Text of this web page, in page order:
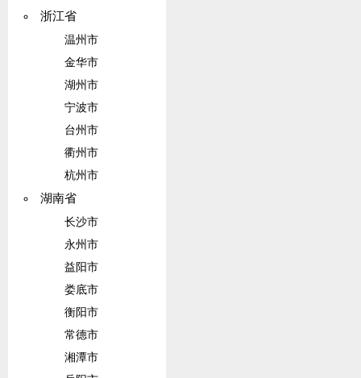
浙江省
温州市
金华市
湖州市
宁波市
台州市
衢州市
杭州市
湖南省
长沙市
永州市
益阳市
娄底市
衡阳市
常德市
湘潭市